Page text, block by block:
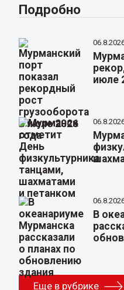
Подробно
июле
В
Еще в рубрике